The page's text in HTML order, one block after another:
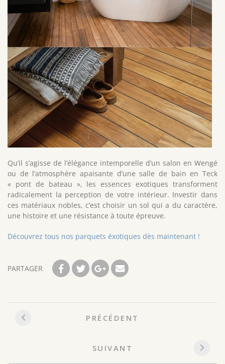
Qu’il s’agisse de l’élégance intemporelle d’un salon en Wengé
ou de l’atmosphère apaisante d’une salle de bain en Teck
« pont de bateau », les essences exotiques transforment
radicalement la perception de votre intérieur. Investir dans
ces matériaux nobles, c’est choisir un sol qui a du caractère,
une histoire et une résistance à toute épreuve.
Découvrez tous nos parquets éxotiques dès maintenant !
PARTAGER
NavigationPRÉCÉDENT
SUIVANT